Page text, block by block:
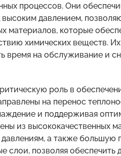
процессов. Они
давлением,
материалов, которые
химических веществ.
время на обслуживание и
роль в
на перенос
и поддерживая
из высококачественных
а также
позволяя обеспечить